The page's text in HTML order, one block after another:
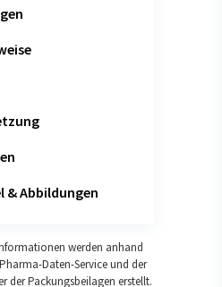
& Abbildungen
werden anhand
Daten-Service und der
der Packungsbeilagen erstellt.